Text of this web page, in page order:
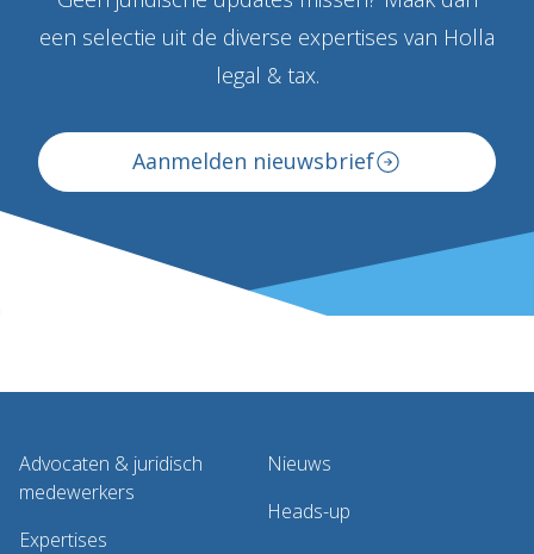
een selectie uit de diverse expertises van Holla
legal & tax.
Aanmelden nieuwsbrief
Advocaten & juridisch
medewerkers
Expertises
Nieuws
Heads-up